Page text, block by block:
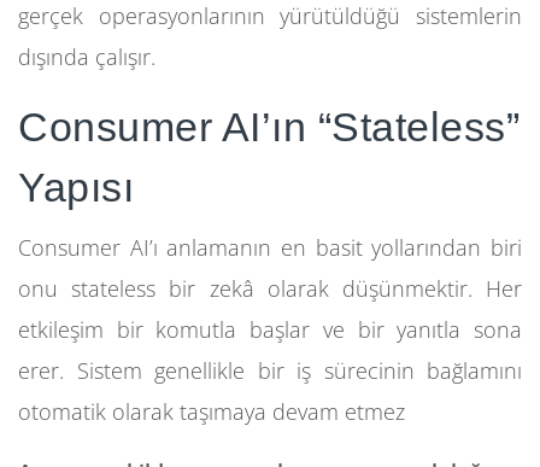
gerçek operasyonlarının yürütüldüğü sistemlerin
dışında çalışır.
Consumer AI’ın “Stateless”
Yapısı
Consumer AI’ı anlamanın en basit yollarından biri
onu stateless bir zekâ olarak düşünmektir. Her
etkileşim bir komutla başlar ve bir yanıtla sona
erer. Sistem genellikle bir iş sürecinin bağlamını
otomatik olarak taşımaya devam etmez